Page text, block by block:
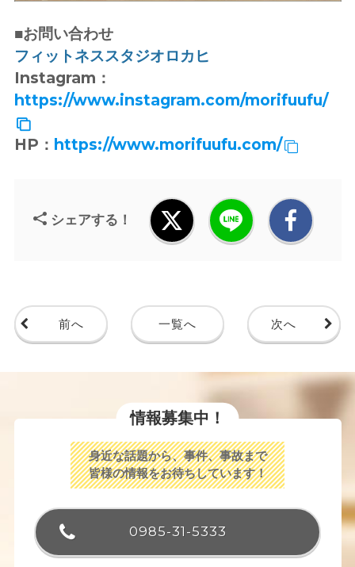
■お問い合わせ
フィットネススタジオロカヒ
Instagram：
https://www.instagram.com/morifuufu/
HP： https://www.morifuufu.com/
シェアする！
前へ 一覧へ 次へ
情報募集中！
身近な話題から、事件、事故まで
皆様の情報をお待ちしています！
0985-31-5333